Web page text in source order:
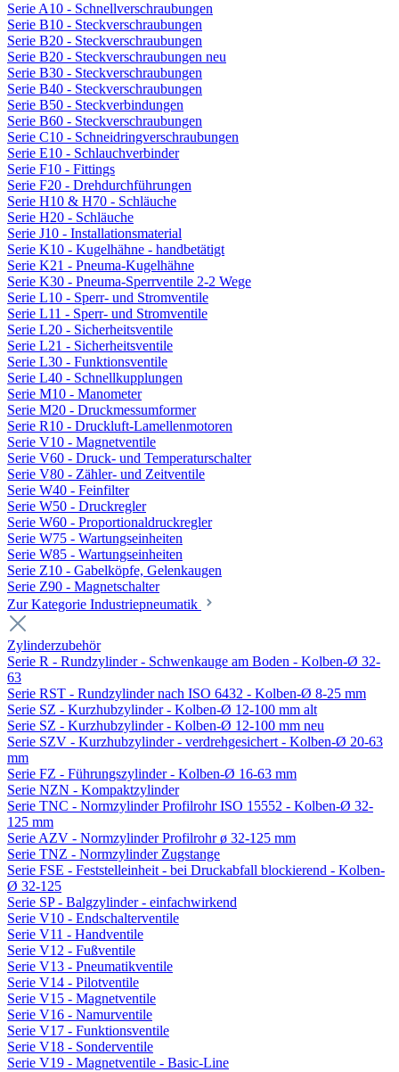
Serie A10 - Schnellverschraubungen
Serie B10 - Steckverschraubungen
Serie B20 - Steckverschraubungen
Serie B20 - Steckverschraubungen neu
Serie B30 - Steckverschraubungen
Serie B40 - Steckverschraubungen
Serie B50 - Steckverbindungen
Serie B60 - Steckverschraubungen
Serie C10 - Schneidringverschraubungen
Serie E10 - Schlauchverbinder
Serie F10 - Fittings
Serie F20 - Drehdurchführungen
Serie H10 & H70 - Schläuche
Serie H20 - Schläuche
Serie J10 - Installationsmaterial
Serie K10 - Kugelhähne - handbetätigt
Serie K21 - Pneuma-Kugelhähne
Serie K30 - Pneuma-Sperrventile 2-2 Wege
Serie L10 - Sperr- und Stromventile
Serie L11 - Sperr- und Stromventile
Serie L20 - Sicherheitsventile
Serie L21 - Sicherheitsventile
Serie L30 - Funktionsventile
Serie L40 - Schnellkupplungen
Serie M10 - Manometer
Serie M20 - Druckmessumformer
Serie R10 - Druckluft-Lamellenmotoren
Serie V10 - Magnetventile
Serie V60 - Druck- und Temperaturschalter
Serie V80 - Zähler- und Zeitventile
Serie W40 - Feinfilter
Serie W50 - Druckregler
Serie W60 - Proportionaldruckregler
Serie W75 - Wartungseinheiten
Serie W85 - Wartungseinheiten
Serie Z10 - Gabelköpfe, Gelenkaugen
Serie Z90 - Magnetschalter
Zur Kategorie Industriepneumatik
Zylinderzubehör
Serie R - Rundzylinder - Schwenkauge am Boden - Kolben-Ø 32-
63
Serie RST - Rundzylinder nach ISO 6432 - Kolben-Ø 8-25 mm
Serie SZ - Kurzhubzylinder - Kolben-Ø 12-100 mm alt
Serie SZ - Kurzhubzylinder - Kolben-Ø 12-100 mm neu
Serie SZV - Kurzhubzylinder - verdrehgesichert - Kolben-Ø 20-63
mm
Serie FZ - Führungszylinder - Kolben-Ø 16-63 mm
Serie NZN - Kompaktzylinder
Serie TNC - Normzylinder Profilrohr ISO 15552 - Kolben-Ø 32-
125 mm
Serie AZV - Normzylinder Profilrohr ø 32-125 mm
Serie TNZ - Normzylinder Zugstange
Serie FSE - Feststelleinheit - bei Druckabfall blockierend - Kolben-
Ø 32-125
Serie SP - Balgzylinder - einfachwirkend
Serie V10 - Endschalterventile
Serie V11 - Handventile
Serie V12 - Fußventile
Serie V13 - Pneumatikventile
Serie V14 - Pilotventile
Serie V15 - Magnetventile
Serie V16 - Namurventile
Serie V17 - Funktionsventile
Serie V18 - Sonderventile
Serie V19 - Magnetventile - Basic-Line